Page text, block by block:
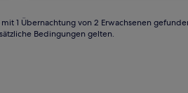
1 Übernachtung von 2 Erwachsenen
Bedingungen gelten.